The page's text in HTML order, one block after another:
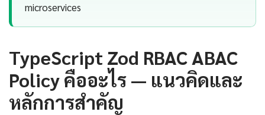
microservices
TypeScript Zod RBAC ABAC
Policy คืออะไร — แนวคิดและ
หลักการสำคัญ